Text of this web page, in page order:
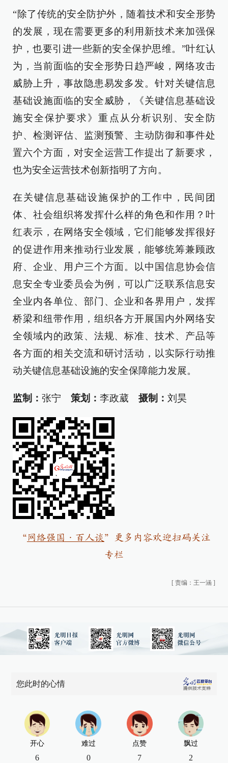
“除了传统的安全防护外，随着技术和安全形势
的发展，现在需要更多的利用新技术来加强保
护，也要引进一些新的安全保护思维。”叶红认
为，当前面临的安全形势日趋严峻，网络攻击
威胁上升，事故隐患易发多发。针对关键信息
基础设施面临的安全威胁，《关键信息基础设
施安全保护要求》重点从分析识别、安全防
护、检测评估、监测预警、主动防御和事件处
置六个方面，对安全运营工作提出了新要求，
也为安全运营技术创新指明了方向。
在关键信息基础设施保护的工作中，民间团
体、社会组织将发挥什么样的角色和作用？叶
红表示，在网络安全领域，它们能够发挥很好
的促进作用来推动行业发展，能够统筹兼顾政
府、企业、用户三个方面。以中国信息协会信
息安全专业委员会为例，可以广泛联系信息安
全业内各单位、部门、企业和各界用户，发挥
桥梁和纽带作用，组织各方开展国内外网络安
全领域内的政策、法规、标准、技术、产品等
各方面的相关交流和研讨活动，以实际行动推
动关键信息基础设施的安全保障能力发展。
监制： 张宁 策划： 李政葳 摄制： 刘昊
“ 网络强国·百人谈 ”
更多内容欢迎扫码关注
专栏
[ 责编：王一涵 ]
您此时的心情
开心
6
难过
0
点赞
7
飘过
2